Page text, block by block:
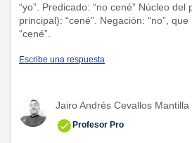
“yo”. Predicado: “no cené” Núcleo
principal): “cené”. Negación: “no”,
“cené”.
Escribe una respuesta
Jairo Andrés Cevallos Mantilla
Profesor Pro